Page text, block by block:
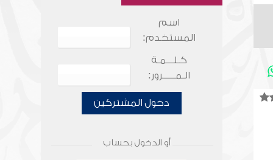
اسم
المستخدم:
كـلـــمـة
الـمـــــرور:
دخول المشتركين
أو الدخول بحساب